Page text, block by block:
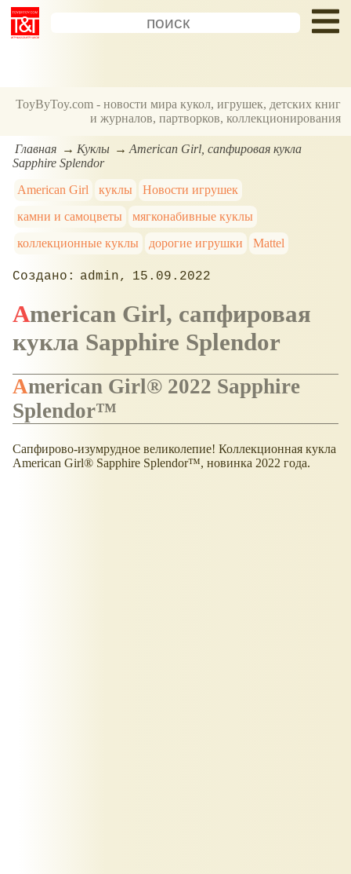
ToyByToy.com - новости мира кукол, игрушек, детских книг
и журналов, партворков, коллекционирования
Главная Куклы
American Girl, сапфировая кукла
Sapphire Splendor
American Girl
куклы
Новости игрушек
камни и самоцветы
мягконабивные куклы
коллекционные куклы
дорогие игрушки Mattel
admin 15.09.2022
American Girl, сапфировая
кукла Sapphire Splendor
American Girl® 2022 Sapphire
Splendor™
Сапфирово-изумрудное великолепие! Коллекционная кукла
American Girl® Sapphire Splendor™, новинка 2022 года.